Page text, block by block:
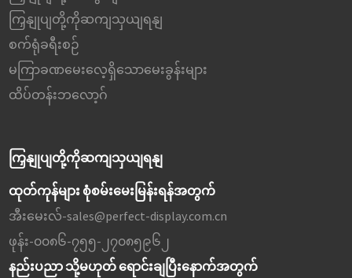
ကြှနျုပျတို့ကိုဆကျသှယျရနျ
စက်ရုံခရီးစဉ်
မကြာခဏမေးလေ့ရှိသောမေးခွန်းများ
ထိပ်တန်းဘလော့ဂ်
ကြှနျုပျတို့ကိုဆကျသှယျရနျ
ထုတ်ကုန်များ စုံစမ်းမေးမြန်းရန်အတွက်
အီးမေးလ်-sales@perfect-display.com.cn
ဖုန်း-၀၀၈၆-၇၅၅-၂၇၀၈၅၉၆၂
နည်းပညာ သို့မဟုတ် ရောင်းချပြီးနောက်အတွက်